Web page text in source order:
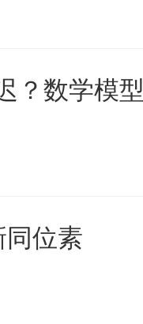
？数学模型
位素